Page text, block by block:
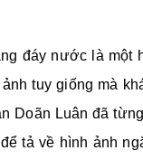
đáy nước là
tuy giống mà
Luân đã
tả về hình ảnh